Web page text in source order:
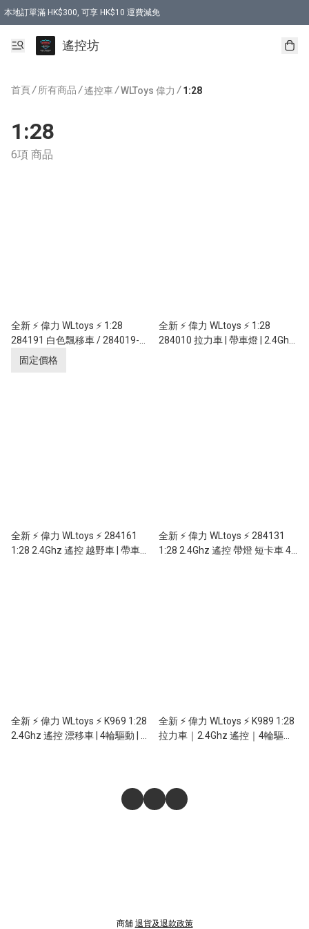
本地訂單滿 HK$300, 可享 HK$10 運費減免
購買 7.6V 6500mah 70C 電池 送 7.6V USB充電器
遙控坊
首頁/ 所有商品 /遙控車/WLToys 偉力 / 1:28
1:28
6項 商品
全新 ⚡ 偉力 WLtoys ⚡ 1:28
284191 白色飄移車 / 284019-A
藍色跑車 | 帶陀螺儀 | 帶車燈 |
固定價格
全新 ⚡ 偉力 WLtoys ⚡ 1:28
284010 拉力車 | 帶車燈 | 2.4Ghz
全新 ⚡ 偉力 WLtoys ⚡ 284161
1:28 2.4Ghz 遙控 越野車 | 帶車燈
全新 ⚡ 偉力 WLtoys ⚡ 284131
1:28 2.4Ghz 遙控 帶燈 短卡車 4
全新 ⚡ 偉力 WLtoys ⚡ K969 1:28
2.4Ghz 遙控 漂移車 | 4輪驅動 | 無
全新 ⚡ 偉力 WLtoys ⚡ K989 1:28
拉力車｜2.4Ghz 遙控｜4輪驅動
商舖 退貨及退款政策